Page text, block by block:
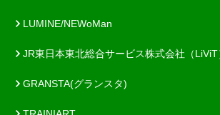
LUMINE/NEWoMan
JR東日本東北総合サービス株式会社（LiViT
GRANSTA(グランスタ)